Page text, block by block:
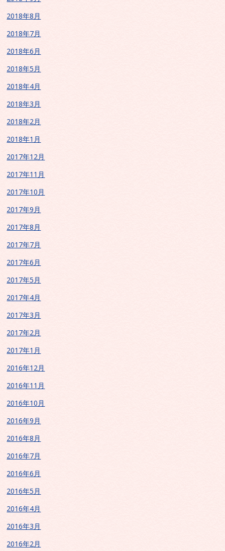
2018年8月
2018年7月
2018年6月
2018年5月
2018年4月
2018年3月
2018年2月
2018年1月
2017年12月
2017年11月
2017年10月
2017年9月
2017年8月
2017年7月
2017年6月
2017年5月
2017年4月
2017年3月
2017年2月
2017年1月
2016年12月
2016年11月
2016年10月
2016年9月
2016年8月
2016年7月
2016年6月
2016年5月
2016年4月
2016年3月
2016年2月